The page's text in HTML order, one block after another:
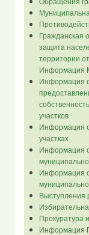
Гражданская
защита
территории
Информация
Информация
участков
Информация
участках
Информация
Информация
Выступления
Прокуратура
Информация